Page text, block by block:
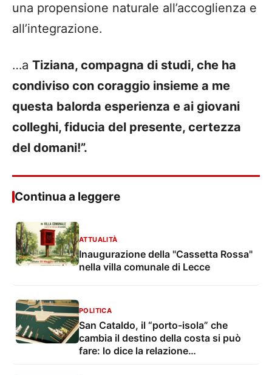
una propensione naturale all’accoglienza e
all’integrazione.
…a Tiziana, compagna di studi, che ha
condiviso con coraggio insieme a me
questa balorda esperienza e ai giovani
colleghi, fiducia del presente, certezza
del domani!”.
Continua a leggere
ATTUALITÀ
Inaugurazione della "Cassetta Rossa"
nella villa comunale di Lecce
POLITICA
San Cataldo, il “porto-isola” che
cambia il destino della costa si può
fare: lo dice la relazione